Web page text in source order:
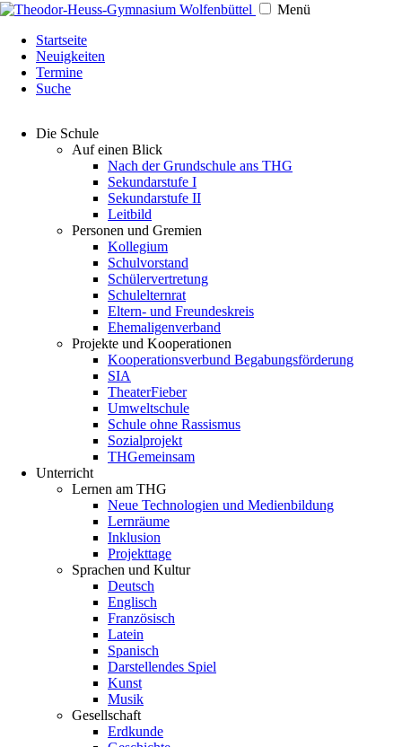
Menü
überspringen
Startseite
Neuigkeiten
Termine
Suche
überspringen
Die Schule
Auf einen Blick
Nach der Grundschule ans THG
Sekundarstufe I
Sekundarstufe II
Leitbild
Personen und Gremien
Kollegium
Schulvorstand
Schülervertretung
Schulelternrat
Eltern- und Freundeskreis
Ehemaligenverband
Projekte und Kooperationen
Kooperationsverbund Begabungsförderung
SIA
TheaterFieber
Umweltschule
Schule ohne Rassismus
Sozialprojekt
THGemeinsam
Unterricht
Lernen am THG
Neue Technologien und Medienbildung
Lernräume
Inklusion
Projekttage
Sprachen und Kultur
Deutsch
Englisch
Französisch
Latein
Spanisch
Darstellendes Spiel
Kunst
Musik
Gesellschaft
Erdkunde